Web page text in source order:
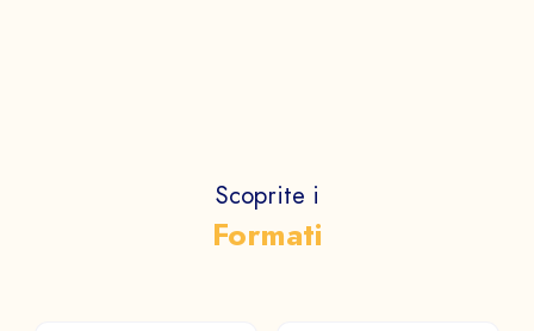
Scoprite i
Formati